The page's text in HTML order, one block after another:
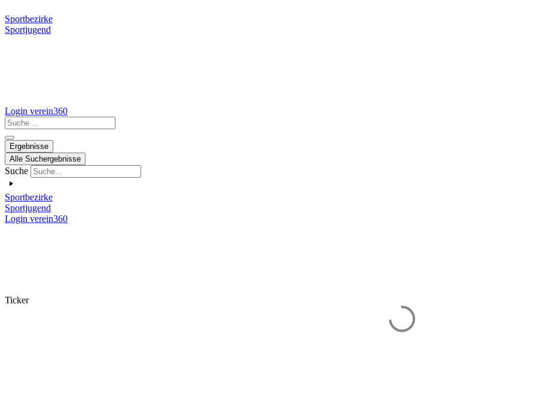
Sportbezirke
Sportjugend
Login verein360
Search
...
Ergebnisse
Alle Suchergebnisse
Suche
Sportbezirke
Sportjugend
Login verein360
Ticker